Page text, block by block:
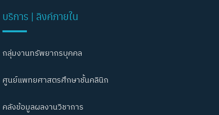
บริการ | ลิงค์ภายใน
กลุ่มงานทรัพยากรบุคคล
ศูนย์แพทยศาสตรศึกษาชั้นคลินิก
คลังข้อมูลผลงานวิชาการ